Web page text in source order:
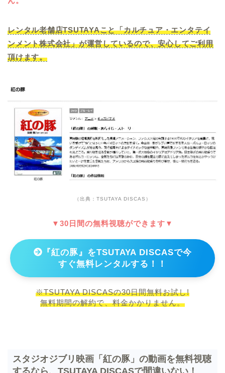
レンタル老舗店TSUTAYAこと「カルチュア・エンタテイ
ンメント株式会社」が運営しているので、安心してご利用
頂けます。
（出典：TSUTAYA DISCAS）
▼30日間の無料視聴ができます▼
『紅の豚』をTSUTAYA DISCASで今
すぐ無料レンタルする！！
※TSUTAYA DISCASの30日間無料お試し!
無料期間の解約で、料金かかりません。
スタジオジブリ映画「紅の豚」の動画を無料視聴
するなら、TSUTAYA DISCASで間違いない！